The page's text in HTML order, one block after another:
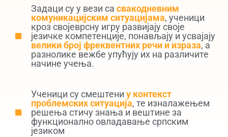
Задаци су у вези са свакодневним
комуникацијским ситуацијама, ученици
кроз својеврсну игру развијају своје
језичке компетенције, понављају и усвајају
велики број фреквентних речи и израза, а
разнолике вежбе упућују их на различите
начине учења.
Ученици су смештени у контекст
проблемских ситуација, те изналажењем
решења стичу знања и вештине за
функционално овладавање српским
језиком